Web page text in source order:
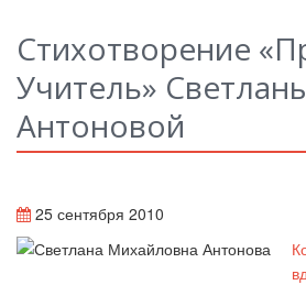
Стихотворение
Учитель»
Антоновой
25 сентября 2010